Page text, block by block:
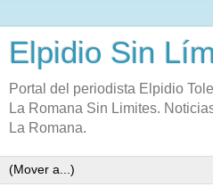
Elpidio Sin
Portal del periodista Elpidio
La Romana Sin Limites.
La Romana.